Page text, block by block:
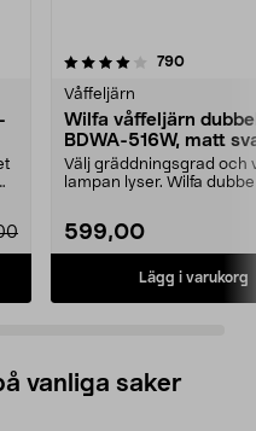
790
Våffeljärn
Wilfa våffeljärn
BDWA-516W, matt
Välj gräddningsgrad och
lampan lyser. Wilfa
599,00
Lägg i varukorg
4.0 av 5 stjärnor
vanliga saker